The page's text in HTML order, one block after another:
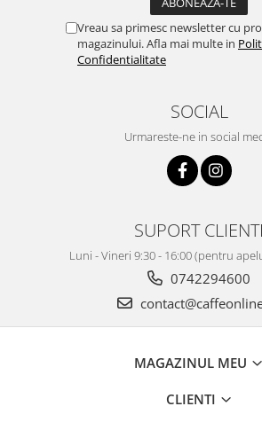
Vreau sa primesc newsletter cu
magazinului. Afla mai multe in
Confidentialitate
SOCIAL
Urmareste-ne in social
SUPORT CLIENTI
Luni - Vineri 9:30 - 16:00 (pentru
0742294600
MAGAZINUL MEU
CLIENTI